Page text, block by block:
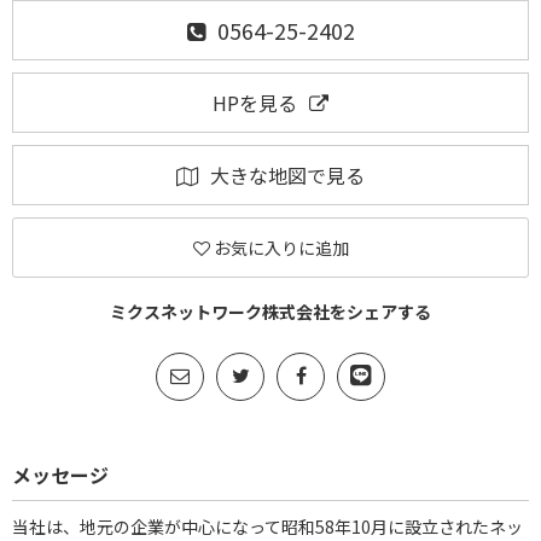
0564-25-2402
HPを見る
大きな地図で見る
お気に入りに追加
ミクスネットワーク株式会社をシェアする
メッセージ
当社は、地元の企業が中心になって昭和58年10月に設立されたネッ